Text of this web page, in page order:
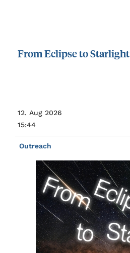
FromEclipsetoStarlight
12. Aug 2026
15:44
Outreach